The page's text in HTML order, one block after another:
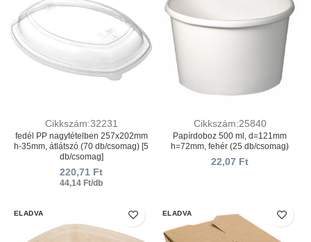
Cikkszám:32231
fedél PP nagytételben 257х202mm
h-35mm, átlátszó (70 db/csomag) [5
db/csomag]
220,71 Ft
44,14 Ft/db
Cikkszám:25840
Papírdoboz 500 ml, d=121mm
h=72mm, fehér (25 db/csomag)
22,07 Ft
ELADVA ELADVA